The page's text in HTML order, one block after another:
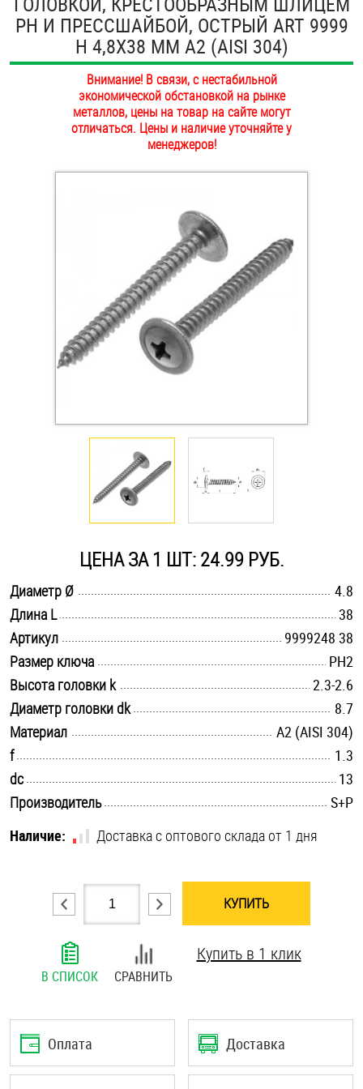
ОПЛАТА И ДОСТАВКА
НАШИ МАГАЗИНЫ
Втулки
Гайки
Дюбели
Дюймовый крепёж
Крюки, кольца с метрической резьбой
Крюки, кольца с шурупной резьбой
Саморезы и шурупы
Такелаж
Хомуты
Шайбы
Шпильки
Штифты и пальцы
PH И ПРЕССШАЙБОЙ, ОСТРЫЙ ART 9999
H 4,8Х38 ММ А2 (AISI 304)
Внимание! В связи, с нестабильной
экономической обстановкой на рынке
металлов, цены на товар на сайте могут
отличаться. Цены и наличие уточняйте у
менеджеров!
ЦЕНА ЗА 1 ШТ: 24.99 РУБ.
Диаметр Ø
4.8
Длина L
38
Артикул
9999248 38
Размер ключа
PH2
Высота головки k
2.3-2.6
Диаметр головки dk
8.7
Материал
А2 (AISI 304)
f
1.3
dc
13
Производитель
S+P
Наличие:
Доставка с оптового склада от 1 дня
КУПИТЬ
В СПИСОК СРАВНИТЬ
Купить в 1 клик
Оплата Доставка